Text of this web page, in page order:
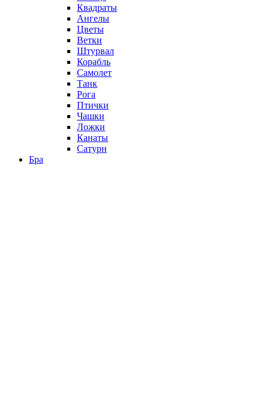
Квадраты
Ангелы
Цветы
Ветки
Штурвал
Корабль
Самолет
Танк
Рога
Птички
Чашки
Ложки
Канаты
Сатурн
Бра